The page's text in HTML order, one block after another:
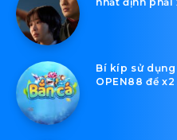
Bí kíp sử
OPEN88 để